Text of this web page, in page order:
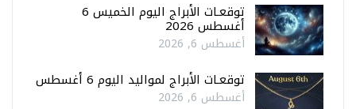
توقعـات الأبراج اليوم الخميس 6
أغسطس 2026
أغسطس 6, 2026
توقعـات الأبراج لمواليد اليوم 6 أغسطس
أغسطس 6, 2026